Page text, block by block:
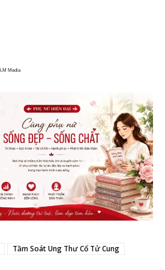
Media
Tầm Soát Ung Thư Cổ Tử Cung